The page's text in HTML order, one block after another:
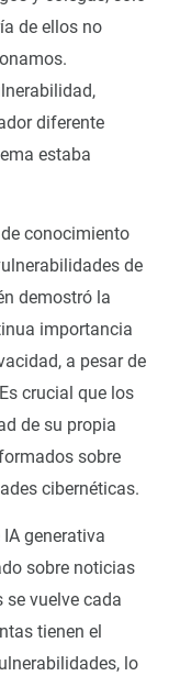
de ellos no
diferente
estaba
conocimiento
de
demostró la
importancia
a pesar de
crucial que los
de su propia
sobre
cibernéticas.
generativa
sobre noticias
vuelve cada
tienen el
lo